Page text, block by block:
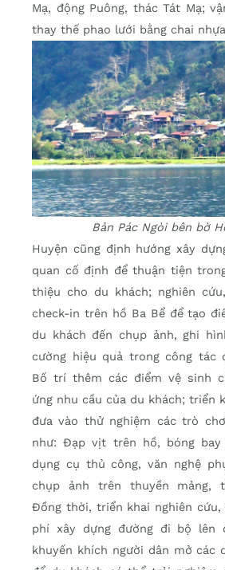
Mạ, động Puông, thác Tát Mạ;
thay thế phao lưới bằng chai
Bản Pác Ngòi bên bờ
Huyện cũng định hướng xây
quan cố định để thuận tiện
thiệu cho du khách; nghiên
check-in trên hồ Ba Bể để tạo
du khách đến chụp ảnh, ghi
cường hiệu quả trong công tác
Bố trí thêm các điểm vệ sinh
ứng nhu cầu của du khách; triển
đưa vào thử nghiệm các trò
như: Đạp vịt trên hồ, bóng
dụng cụ thủ công, văn nghệ
chụp ảnh trên thuyền mảng,
Đồng thời, triển khai nghiên
phí xây dựng đường đi bộ lên
khuyến khích người dân mở các